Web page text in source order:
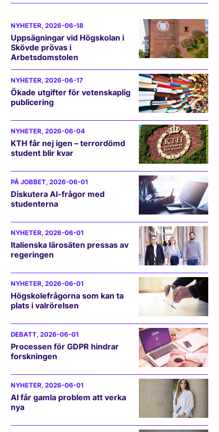
NYHETER, 2026-06-18
Uppsägningar vid Högskolan i
Skövde prövas i
Arbetsdomstolen
NYHETER, 2026-06-17
Ökade utgifter för vetenskaplig
publicering
NYHETER, 2026-06-04
KTH får nej igen – terrordömd
student blir kvar
PÅ JOBBET, 2026-06-01
Diskutera AI-frågor med
studenterna
NYHETER, 2026-06-01
Italienska lärosäten pressas av
regeringen
NYHETER, 2026-06-01
Högskolefrågorna som kan ta
plats i valrörelsen
DEBATT, 2026-06-01
Processen för GDPR hindrar
forskningen
NYHETER, 2026-06-01
AI får gamla problem att verka
nya